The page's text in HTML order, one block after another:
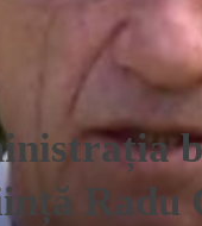
Radu